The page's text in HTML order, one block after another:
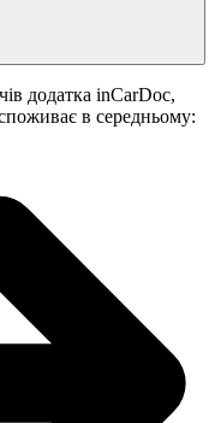
додатка inCarDoc,
в середньому: